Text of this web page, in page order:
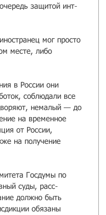
защитой инт­
мог просто
месте, либо
в России они
соблюда­ли все
немалый — до
на временное
от России,
на по­лучение
Госдумы по
суды, расс­
должно быть
обязаны​